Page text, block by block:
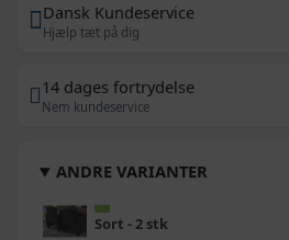
Dansk Kundeservice
Hjælp tæt på dig
14 dages fortrydelse
Nem kundeservice
ANDRE VARIANTER
Sort - 2 stk